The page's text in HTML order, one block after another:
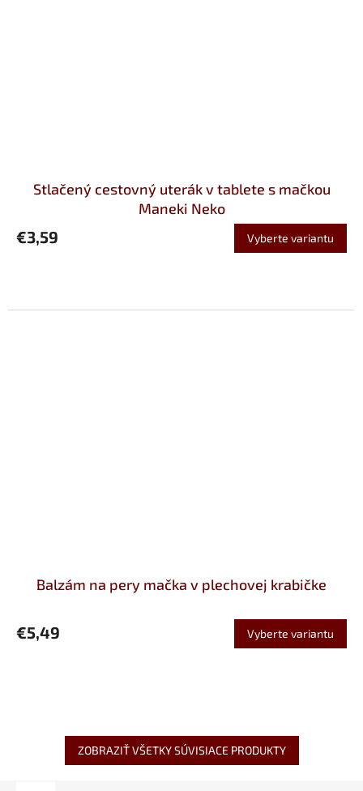
Stlačený cestovný uterák v tablete s mačkou
Maneki Neko
€3,59 Vyberte variantu
Balzám na pery mačka v plechovej krabičke
€5,49 Vyberte variantu
ZOBRAZIŤ VŠETKY SÚVISIACE PRODUKTY